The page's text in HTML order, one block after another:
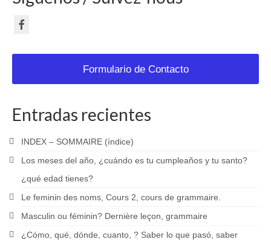
Formulario de Contacto
Entradas recientes
INDEX – SOMMAIRE (índice)
Los meses del año, ¿cuándo es tu cumpleaños y tu santo?
¿qué edad tienes?
Le feminin des noms, Cours 2, cours de grammaire.
Masculin ou féminin? Dernière leçon, grammaire
¿Cómo, qué, dónde, cuanto, ? Saber lo que pasó, saber